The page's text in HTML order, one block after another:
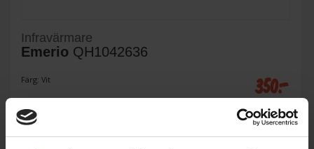
Infravärmare
Emerio QH1042636
Färg: Vit 350:-